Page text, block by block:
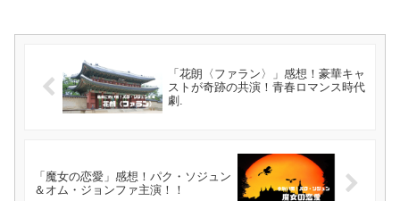
「花朗〈ファラン〉」感想！豪華キャ
ストが奇跡の共演！青春ロマンス時代
劇.
「魔女の恋愛」感想！パク・ソジュン
＆オム・ジョンファ主演！！